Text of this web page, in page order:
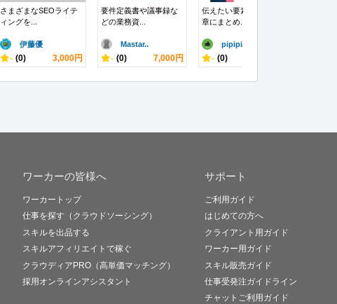
さまざまなSEOライテ
ィングを...
伊藤優
- (0) 3,000円
要件定義書や議事録な
どの業務資...
Mastar..
- (0) 7,000円
伝えたい要素を短い文
章にまとめ...
pipipi..
- (0)
ワーカーの皆様へ
ワーカートップ
仕事を探す（クラウドソーシング）
スキルを出品する
スキルアフィリエイトで稼ぐ
クラウディアPRO（高単価マッチング）
採用オンラインアシスタント
サポート
ご利用ガイド
はじめての方へ
クライアント用ガイド
ワーカー用ガイド
スキル販売ガイド
仕事受発注ガイドライン
チャットご利用ガイド